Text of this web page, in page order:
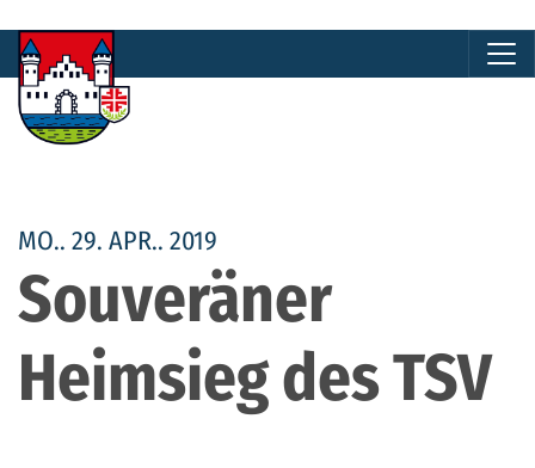
MO.. 29. APR.. 2019
Souveräner
Heimsieg des TSV